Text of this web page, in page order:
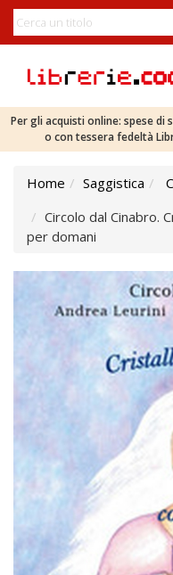
Per gli acquisti online: spese di
o con tessera fedeltà
Home Saggistica
Circolo dal Cinabro.
per domani